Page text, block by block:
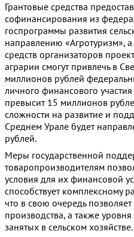
Грантовые средства
софинансирования из
госпрограммы развития
направлению «Агротуризм»,
средств организаторов
аграрии смогут привлечь в
миллионов рублей
личного финансового
превысит 15 миллионов
сложности на развитие и
Среднем Урале будет
рублей.
Меры государственной
товаропроизводителям
условия для их финансовой
способствует комплексному
что в свою очередь
производства, а также
занятых в сельском хозяйстве.